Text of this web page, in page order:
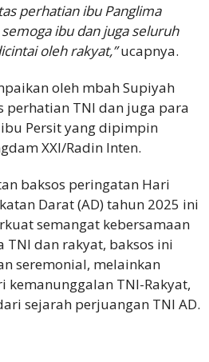
perhatian ibu Panglima
ibu dan juga seluruh
oleh rakyat,”ucapnya.
oleh mbah Supiyah
perhatian TNI dan juga para
Persit yang dipimpin
XXI/Radin Inten.
baksos peringatan Hari
Darat (AD) tahun 2025 ini
semangat kebersamaan
dan rakyat, baksos ini
seremonial, melainkan
TNI-Rakyat,
sejarah perjuangan TNI AD.